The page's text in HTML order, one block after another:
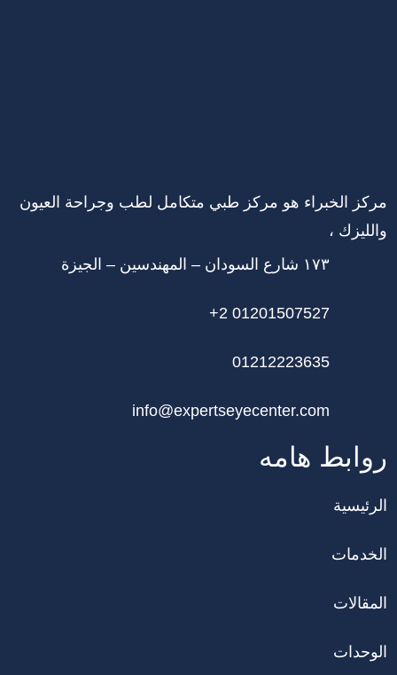
روابط هامه
الرئيسية
الخدمات
المقالات
الوحدات
مركز الخبراء هو مركز طبي متكامل لطب وجراحة العيون
والليزك ،
١٧٣ شارع السودان – المهندسين – الجيزة
+2 01201507527
01212223635
info@expertseyecenter.com